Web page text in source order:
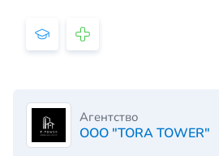
Агентство
OOO "TORA TOWER"